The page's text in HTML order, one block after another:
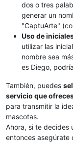
dos o tres
generar un
"CaptuArte"
Uso de
utilizar las
nombre sea
es Diego,
También, puedes
servicio que
para transmitir la
mascotas.
Ahora, si te decides
entonces asegúrate